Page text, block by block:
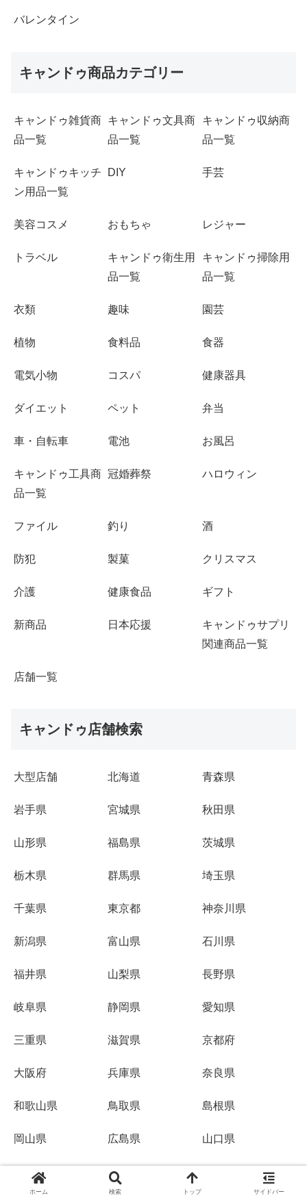
バレンタイン
キャンドゥ商品カテゴリー
キャンドゥ雑貨商
品一覧
キャンドゥ文具商
品一覧
キャンドゥ収納商
品一覧
キャンドゥキッチ
ン用品一覧
DIY 手芸
美容コスメ おもちゃ レジャー
トラベル
キャンドゥ衛生用
品一覧
キャンドゥ掃除用
品一覧
衣類 趣味 園芸
植物 食料品 食器
電気小物 コスパ 健康器具
ダイエット ペット 弁当
車・自転車 電池 お風呂
キャンドゥ工具商
品一覧
冠婚葬祭 ハロウィン
ファイル 釣り 酒
防犯 製菓 クリスマス
介護 健康食品 ギフト
新商品 日本応援
キャンドゥサプリ
関連商品一覧
店舗一覧
キャンドゥ店舗検索
大型店舗 北海道 青森県
岩手県 宮城県 秋田県
山形県 福島県 茨城県
栃木県 群馬県 埼玉県
千葉県 東京都 神奈川県
新潟県 富山県 石川県
福井県 山梨県 長野県
岐阜県 静岡県 愛知県
三重県 滋賀県 京都府
大阪府 兵庫県 奈良県
和歌山県 鳥取県 島根県
岡山県 広島県 山口県
徳島県 香川県
ホーム 検索 トップ サイドバー